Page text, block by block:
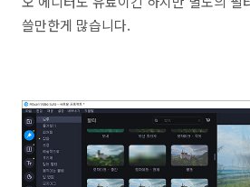
쓸만한게 많습니다.